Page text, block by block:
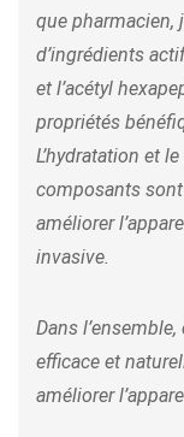
que pharmacien,
d’ingrédients
et l’acétyl
propriétés
L’hydratation et
composants
améliorer
invasive.
Dans
efficace et
améliorer